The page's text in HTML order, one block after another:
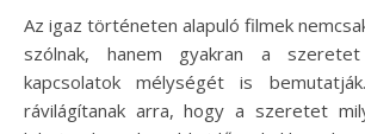
Az igaz történeten alapuló filmek
szólnak, hanem gyakran a
kapcsolatok mélységét is
rávilágítanak arra, hogy a szeretet